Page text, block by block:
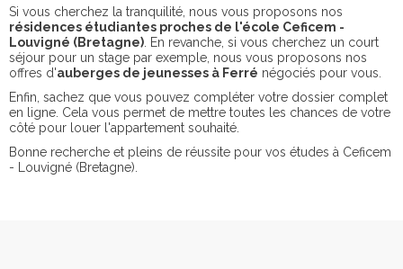
Si vous cherchez la tranquilité, nous vous proposons nos
résidences étudiantes proches de l'école Ceficem -
Louvigné (Bretagne) . En revanche, si vous cherchez un court
séjour pour un stage par exemple, nous vous proposons nos
offres d'auberges de jeunesses à Ferré négociés pour vous.
Enfin, sachez que vous pouvez compléter votre dossier complet
en ligne. Cela vous permet de mettre toutes les chances de votre
côté pour louer l'appartement souhaité.
Bonne recherche et pleins de réussite pour vos études à Ceficem
- Louvigné (Bretagne).